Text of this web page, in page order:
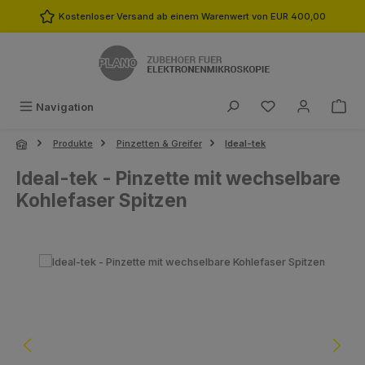
Zum Hauptinhalt springen
Kostenloser Versand ab einem Warenwert von EUR 400,00
Navigation Du hast 0
Produkte Pinzetten & Greifer Ideal-tek
Ideal-tek - Pinzette mit wechselbare
Kohlefaser Spitzen
Bildergalerie überspringen